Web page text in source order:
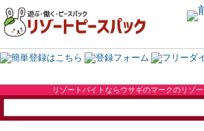
リゾートバイトならウサギのマークのリゾ